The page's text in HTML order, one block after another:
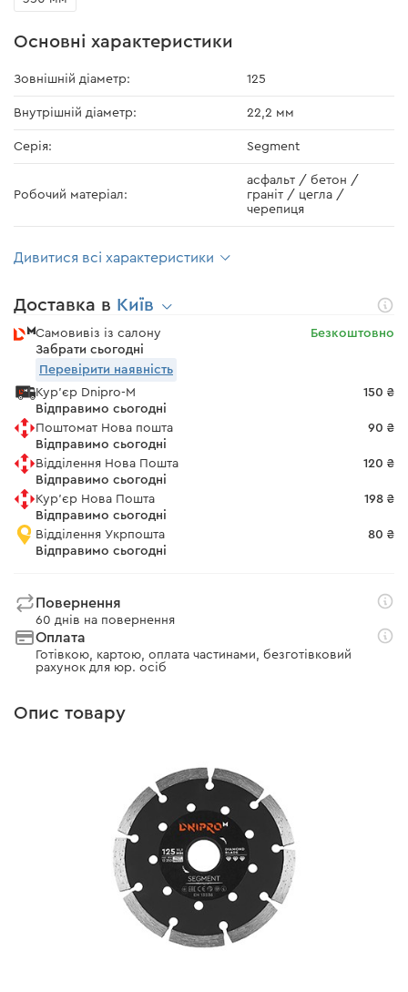
Основні характеристики
Зовнішній діаметр: 125
Внутрішній діаметр: 22,2 мм
Серія: Segment
Робочий матеріал:
асфальт / бетон /
граніт / цегла /
черепиця
Дивитися всі характеристики
Доставка в Київ
Самовивіз із салону
Забрати сьогодні
Безкоштовно
Перевірити наявність
Кур'єр Dnipro-M
Відправимо сьогодні
150 ₴
Поштомат Нова пошта
Відправимо сьогодні
90 ₴
Відділення Нова Пошта
Відправимо сьогодні
120 ₴
Кур'єр Нова Пошта
Відправимо сьогодні
198 ₴
Відділення Укрпошта
Відправимо сьогодні
80 ₴
Повернення
60 днів на повернення
Оплата
Готівкою, картою, оплата частинами, безготівковий
рахунок для юр. осіб
Опис товару